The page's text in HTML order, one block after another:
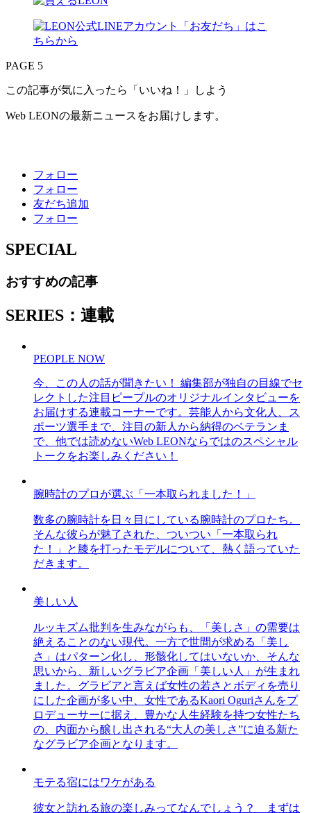
PAGE 5
この記事が気に入ったら「いいね！」しよう
Web LEONの最新ニュースをお届けします。
フォロー
フォロー
友だち追加
フォロー
SPECIAL
おすすめの記事
SERIES：連載
PEOPLE NOW
今、この人の話が聞きたい！ 編集部が独自の目線でセ
レクトした注目ピープルのオリジナルインタビューを
お届けする連載コーナーです。芸能人から文化人、ス
ポーツ選手まで、注目の新人から納得のベテランま
で、他では読めないWeb LEONならではのスペシャル
トークをお楽しみください！
腕時計のプロが選ぶ「一本取られました！」
数多の腕時計を日々目にしている腕時計のプロたち。
そんな彼らが魅了された、ついつい「一本取られ
た！」と膝を打ったモデルについて、熱く語っていた
だきます。
美しい人
ルッキズム批判を生みながらも、「美しさ」の需要は
絶えることのない現代。一方で世間が求める「美し
さ」はパターン化し、形骸化してはいないか、そんな
思いから、新しいグラビア企画「美しい人」が生まれ
ました。グラビアと言えば女性の若さとボディを売り
にした企画が多い中、女性であるKaori Oguriさんをプ
ロデューサーに据え、豊かな人生経験を持つ女性たち
の、内面から醸し出される“大人の美しさ”に迫る新た
なグラビア企画となります。
モテる宿にはワケがある
彼女と訪れる旅の楽しみってなんでしょう？ まずは